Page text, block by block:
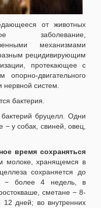
от животных
заболевание,
механизмами
рецидивирующим
протекающее с
двигательного
нервной систем.
бактерия.
бруцелл. Одни
− у собак, свиней, овец,
время сохраняться
молоке, хранящемся в
сохраняется до
− более 4 недель, в
сметане − 8-
дней; во внутренних